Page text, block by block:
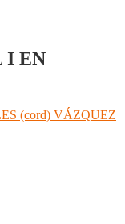
I EN
(cord) VÁZQUEZ